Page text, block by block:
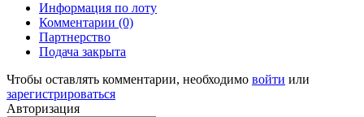
Информация по лоту
Комментарии (0)
Партнерство
Подача закрыта
Чтобы оставлять комментарии, необходимо войти или
зарегистрироваться
Авторизация